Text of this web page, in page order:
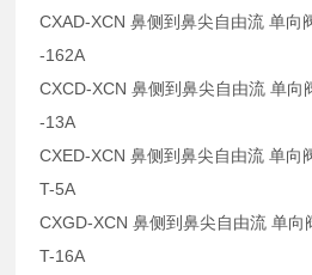
CXAD-XCN 鼻侧到鼻尖自由流 单向
-162A
CXCD-XCN 鼻侧到鼻尖自由流 单
-13A
CXED-XCN 鼻侧到鼻尖自由流 单向
T-5A
CXGD-XCN 鼻侧到鼻尖自由流 单
T-16A